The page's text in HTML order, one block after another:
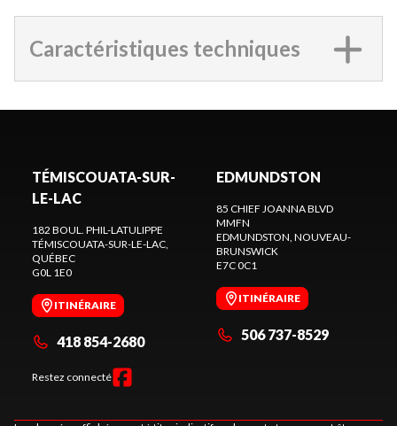
Caractéristiques techniques
TÉMISCOUATA-SUR-
LE-LAC
182 BOUL. PHIL-LATULIPPE
TÉMISCOUATA-SUR-LE-LAC,
QUÉBEC
G0L 1E0
ITINÉRAIRE
418 854-2680
Restez connecté
EDMUNDSTON
85 CHIEF JOANNA BLVD
MMFN
EDMUNDSTON, NOUVEAU-
BRUNSWICK
E7C 0C1
ITINÉRAIRE
506 737-8529